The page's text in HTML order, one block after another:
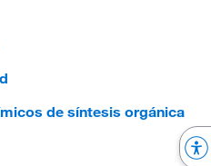
de síntesis orgánica